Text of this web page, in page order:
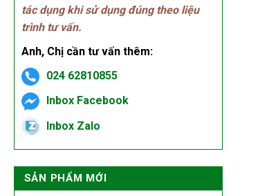
tác dụng khi sử dụng đúng theo liệu
trình tư vấn.
Anh, Chị cần tư vấn thêm:
024 62810855
Inbox Facebook
Inbox Zalo
SẢN PHẨM MỚI